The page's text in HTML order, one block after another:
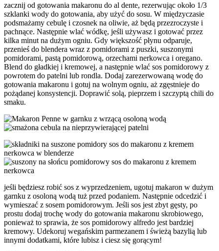
zacznij od gotowania makaronu do al dente, rezerwując około 1/3
szklanki wody do gotowania, aby użyć do sosu. W międzyczasie
podsmażamy cebulę i czosnek na oliwie, aż będą przezroczyste i
pachnące. Następnie wlać wódkę, jeśli używasz i gotować przez
kilka minut na dużym ogniu. Gdy większość płynu odparuje,
przenieś do blendera wraz z pomidorami z puszki, suszonymi
pomidorami, pastą pomidorową, orzechami nerkowca i oregano.
Blend do gładkiej i kremowej, a następnie wlać sos pomidorowy z
powrotem do patelni lub rondla. Dodaj zarezerwowaną wodę do
gotowania makaronu i gotuj na wolnym ogniu, aż zgęstnieje do
pożądanej konsystencji. Doprawić solą, pieprzem i szczyptą chili do
smaku.
jeśli będziesz robić sos z wyprzedzeniem, ugotuj makaron w dużym
garnku z osoloną wodą tuż przed podaniem. Następnie odcedzić i
wymieszać z sosem pomidorowym. Jeśli sos jest zbyt gęsty, po
prostu dodaj trochę wody do gotowania makaronu skrobiowego,
ponieważ to sprawia, że sos pomidorowy alfredo jest bardziej
kremowy. Udekoruj wegańskim parmezanem i świeżą bazylią lub
innymi dodatkami, które lubisz i ciesz się gorącym!